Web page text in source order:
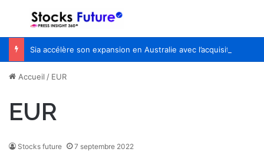
Menu
Accueil / EUR
EUR
Stocks future 7 septembre 2022